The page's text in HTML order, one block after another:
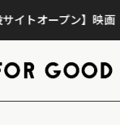
ープン】映画『リペ